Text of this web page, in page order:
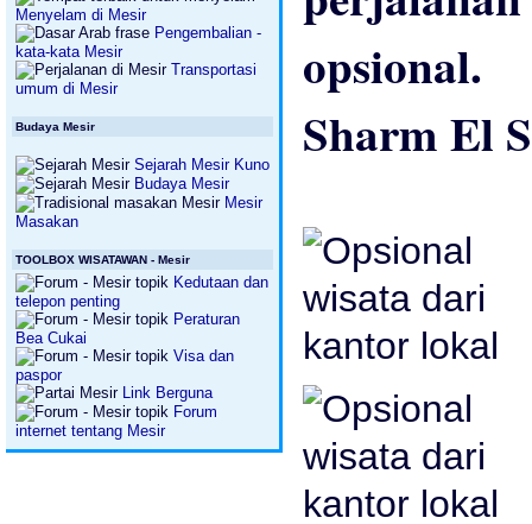
Menyelam di Mesir
Pengembalian -
kata-kata Mesir
Transportasi
umum di Mesir
Budaya Mesir
Sejarah Mesir Kuno
Budaya Mesir
Mesir
Masakan
TOOLBOX WISATAWAN - Mesir
Kedutaan dan
telepon penting
Peraturan
Bea Cukai
Visa dan
paspor
Link Berguna
Forum
internet tentang Mesir
Sharm El